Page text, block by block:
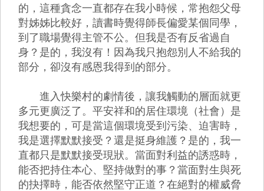
的，這種貪念一直都存在我小時候，常抱怨父母
對姊姊比較好，讀書時覺得師長偏愛某個同學，
到了職場覺得主管不公。但我是否有反省過自
身？是的，我沒有！因為我只抱怨別人不給我的
部分，卻沒有感恩我得到的部分。
進入快樂村的劇情後，讓我觸動的層面就更
多元更廣泛了。平安祥和的居住環境（社會）是
我想要的，可是當這個環境受到污染、迫害時，
我是選擇默默接受？還是挺身維護？是的，我一
直都只是默默接受現狀。當面對利益的誘惑時，
能否把持住本心、堅持做對的事？當面對生與死
的抉擇時，能否依然堅守正道？在絕對的權威脅